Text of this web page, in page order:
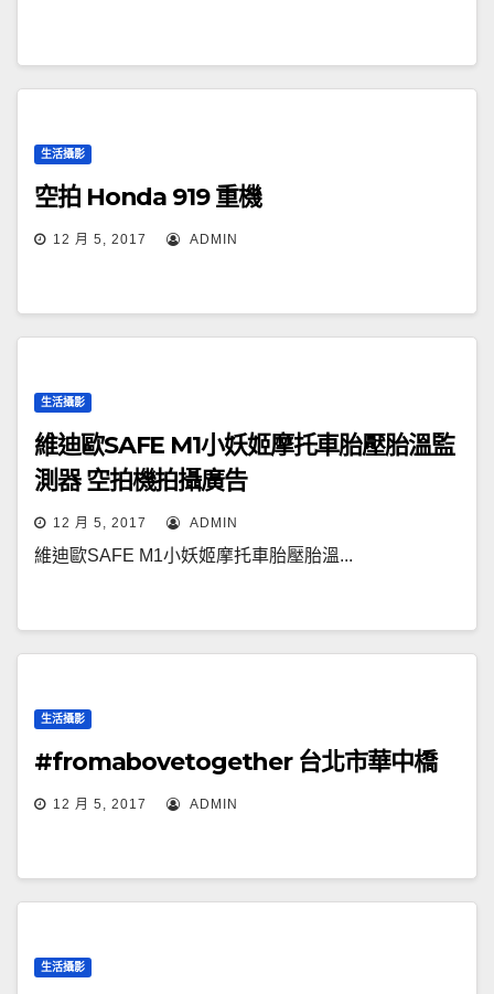
生活攝影
空拍 Honda 919 重機
12 月 5, 2017 ADMIN
生活攝影
維迪歐SAFE M1小妖姬摩托車胎壓胎溫監
測器 空拍機拍攝廣告
12 月 5, 2017 ADMIN
維迪歐SAFE M1小妖姬摩托車胎壓胎溫...
生活攝影
#fromabovetogether 台北市華中橋
12 月 5, 2017 ADMIN
生活攝影